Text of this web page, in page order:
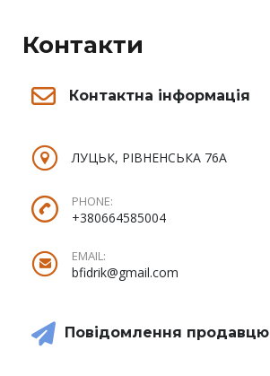
Контакти
Контактна інформація
ЛУЦЬК, РІВНЕНСЬКА 76А
PHONE:
+380664585004
EMAIL:
bfidrik@gmail.com
Повідомлення продавцю